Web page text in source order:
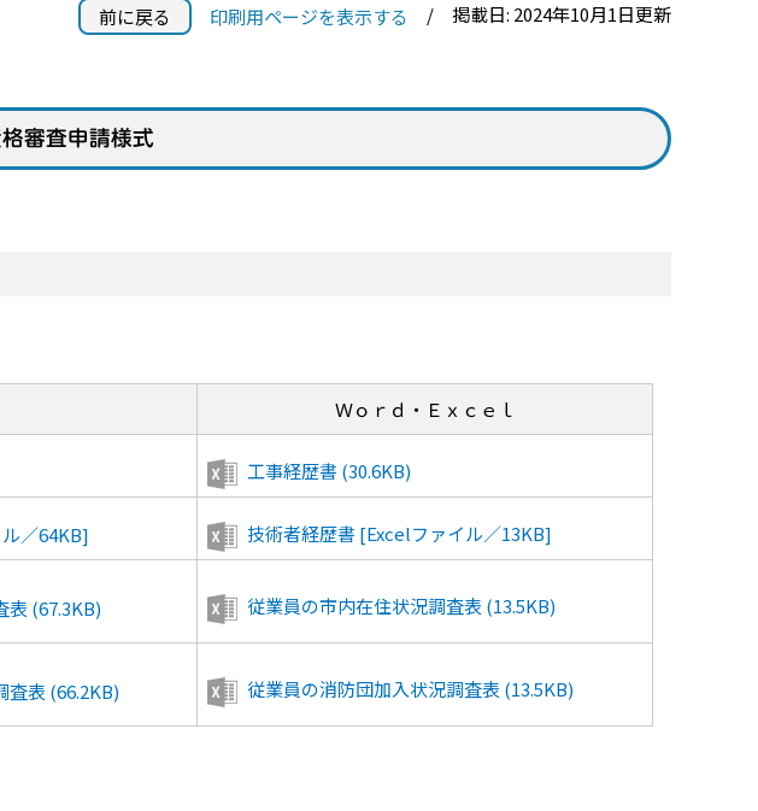
前に戻る 印刷用ページを表示する 掲載日: 2024年10月1日更新
審査申請様式
Ｗｏｒｄ・Ｅｘｃｅｌ
工事経歴書 (30.6KB)
／64KB] 技術者経歴書 [Excelファイル／13KB]
表 (67.3KB) 従業員の市内在住状況調査表 (13.5KB)
査表 (66.2KB) 従業員の消防団加入状況調査表 (13.5KB)